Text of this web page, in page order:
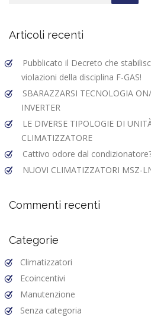
o
k
n
vi
Articoli recenti
Pubblicato il Decreto che
violazioni della disciplina F-GAS!
SBARAZZARSI TECNOLOGIA
INVERTER
LE DIVERSE TIPOLOGIE DI
CLIMATIZZATORE
Cattivo odore dal
NUOVI CLIMATIZZATORI MSZ-
Commenti recenti
Categorie
Climatizzatori
Ecoincentivi
Manutenzione
Senza categoria